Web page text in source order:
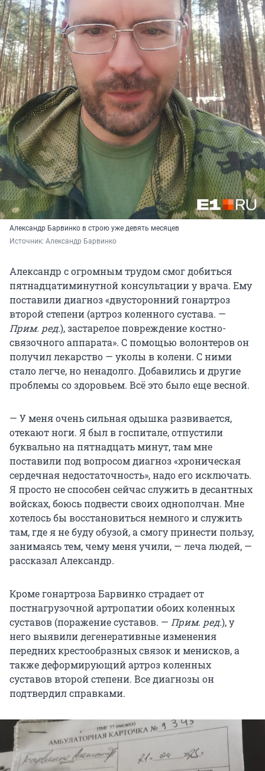
Александр Барвинко в строю уже девять месяцев
Источник: Александр Барвинко
Александр с огромным трудом смог добиться
пятнадцатиминутной консультации у врача. Ему
поставили диагноз «двусторонний гонартроз
второй степени (артроз коленного сустава. —
Прим. ред.), застарелое повреждение костно-
связочного аппарата». С помощью волонтеров он
получил лекарство — уколы в колени. С ними
стало легче, но ненадолго. Добавились и другие
проблемы со здоровьем. Всё это было еще весной.
— У меня очень сильная одышка развивается,
отекают ноги. Я был в госпитале, отпустили
буквально на пятнадцать минут, там мне
поставили под вопросом диагноз «хроническая
сердечная недостаточность», надо его исключать.
Я просто не способен сейчас служить в десантных
войсках, боюсь подвести своих однополчан. Мне
хотелось бы восстановиться немного и служить
там, где я не буду обузой, а смогу принести пользу,
занимаясь тем, чему меня учили, — леча людей, —
рассказал Александр.
Кроме гонартроза Барвинко страдает от
постнагрузочной артропатии обоих коленных
суставов (поражение суставов. — Прим. ред.), у
него выявили дегенеративные изменения
передних крестообразных связок и менисков, а
также деформирующий артроз коленных
суставов второй степени. Все диагнозы он
подтвердил справками.